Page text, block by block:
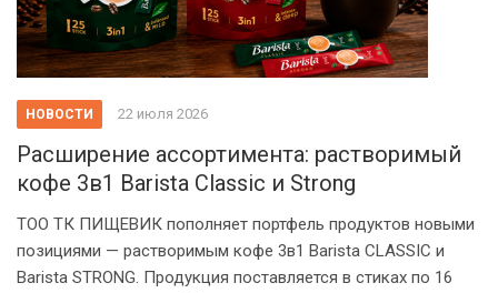
НОВОСТИ 22 июля 2026
Расширение ассортимента: растворимый
кофе 3в1 Barista Classic и Strong
ТОО ТК ПИЩЕВИК пополняет портфель продуктов новыми
позициями — растворимым кофе 3в1 Barista CLASSIC и
Barista STRONG. Продукция поставляется в стиках по 16